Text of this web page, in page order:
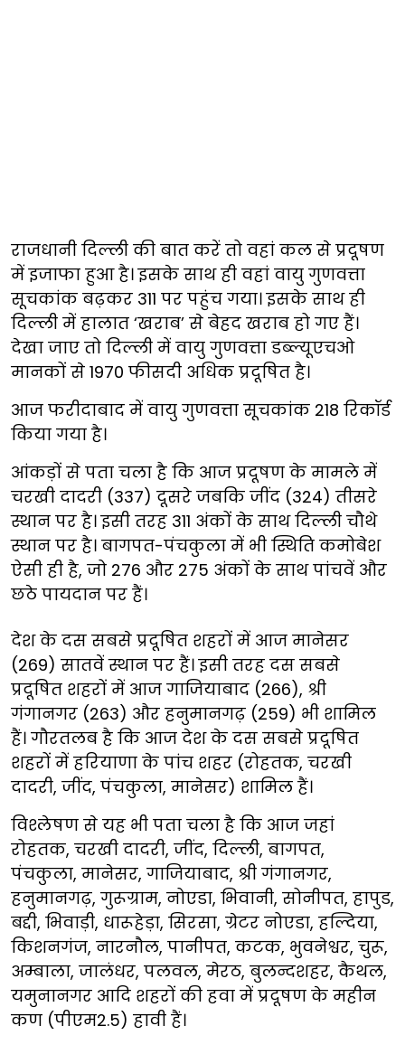
राजधानी दिल्ली की बात करें तो वहां कल से प्रदूषण
में इजाफा हुआ है। इसके साथ ही वहां वायु गुणवत्ता
सूचकांक बढ़कर 311 पर पहुंच गया। इसके साथ ही
दिल्ली में हालात ‘खराब’ से बेहद खराब हो गए हैं।
देखा जाए तो दिल्ली में वायु गुणवत्ता डब्ल्यूएचओ
मानकों से 1970 फीसदी अधिक प्रदूषित है।
आज फरीदाबाद में वायु गुणवत्ता सूचकांक 218 रिकॉर्ड
किया गया है।
आंकड़ों से पता चला है कि आज प्रदूषण के मामले में
चरखी दादरी (337) दूसरे जबकि जींद (324) तीसरे
स्थान पर है। इसी तरह 311 अंकों के साथ दिल्ली चौथे
स्थान पर है। बागपत-पंचकुला में भी स्थिति कमोबेश
ऐसी ही है, जो 276 और 275 अंकों के साथ पांचवें और
छठे पायदान पर हैं।
देश के दस सबसे प्रदूषित शहरों में आज मानेसर
(269) सातवें स्थान पर हैं। इसी तरह दस सबसे
प्रदूषित शहरों में आज गाजियाबाद (266), श्री
गंगानगर (263) और हनुमानगढ़ (259) भी शामिल
हैं। गौरतलब है कि आज देश के दस सबसे प्रदूषित
शहरों में हरियाणा के पांच शहर (रोहतक, चरखी
दादरी, जींद, पंचकुला, मानेसर) शामिल हैं।
विश्लेषण से यह भी पता चला है कि आज जहां
रोहतक, चरखी दादरी, जींद, दिल्ली, बागपत,
पंचकुला, मानेसर, गाजियाबाद, श्री गंगानगर,
हनुमानगढ़, गुरूग्राम, नोएडा, भिवानी, सोनीपत, हापुड,
बद्दी, भिवाड़ी, धारूहेड़ा, सिरसा, ग्रेटर नोएडा, हल्दिया,
किशनगंज, नारनौल, पानीपत, कटक, भुवनेश्वर, चुरू,
अम्बाला, जालंधर, पलवल, मेरठ, बुलन्दशहर, कैथल,
यमुनानगर आदि शहरों की हवा में प्रदूषण के महीन
कण (पीएम2.5) हावी हैं।